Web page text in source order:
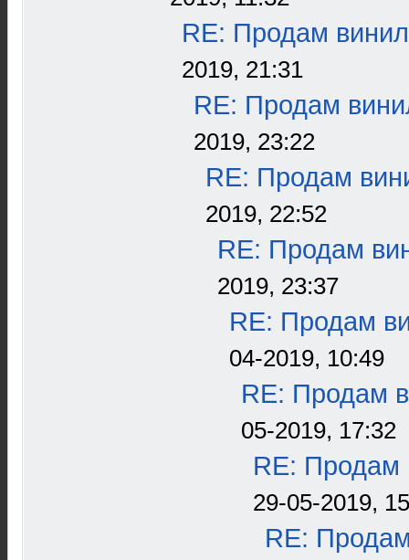
RE: Продам
2019, 21:31
RE: Продам
2019, 23:22
RE: Продам
2019, 22:52
RE: Продам
2019, 23:37
RE: Продам
04-2019, 10:49
RE: Продам
05-2019, 17:32
RE: Продам
29-05-2019,
RE: